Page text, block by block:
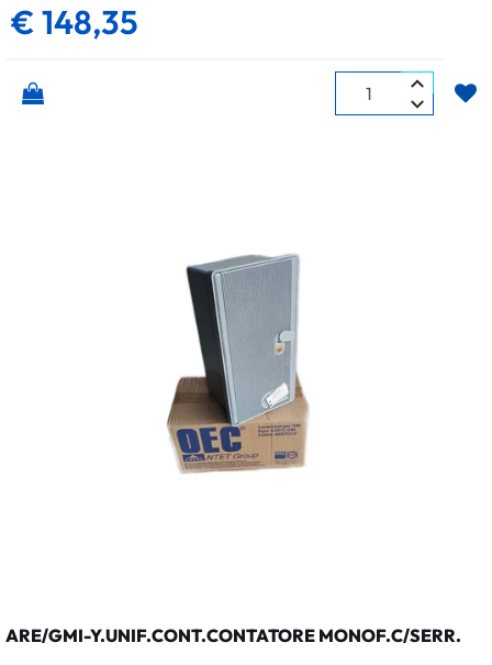
€ 148,35
Quantità
ARE/GMI-Y.UNIF.CONT.CONTATORE MONOF.C/SERR.